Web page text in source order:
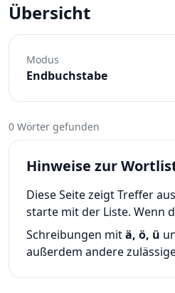
Übersicht
Modus
Endbuchstabe
0 Wörter gefunden
Hinweise zur
Diese Seite zeigt Treffer
starte mit der Liste. Wenn
Schreibungen mitä, ö, ü
außerdem andere